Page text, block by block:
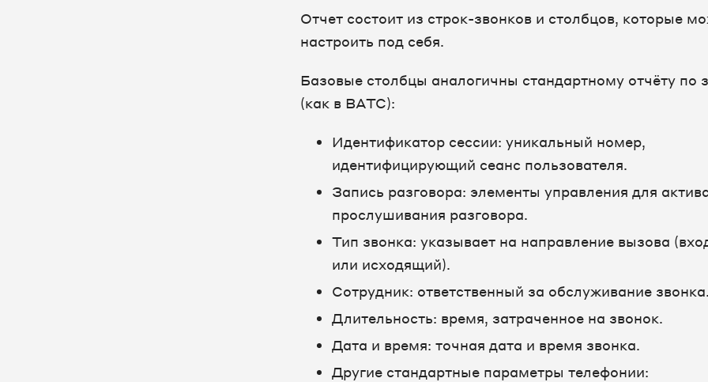
Отчет состоит из строк-звонков и столбцов, которые
настроить под себя.
Базовые столбцы аналогичны стандартному отчёту по
(как в ВАТС):
Идентификатор сессии: уникальный номер,
идентифицирующий сеанс пользователя.
Запись разговора: элементы управления для
прослушивания разговора.
Тип звонка: указывает на направление вызова
или исходящий).
Сотрудник: ответственный за обслуживание
Длительность: время, затраченное на звонок.
Дата и время: точная дата и время звонка.
Другие стандартные параметры телефонии: